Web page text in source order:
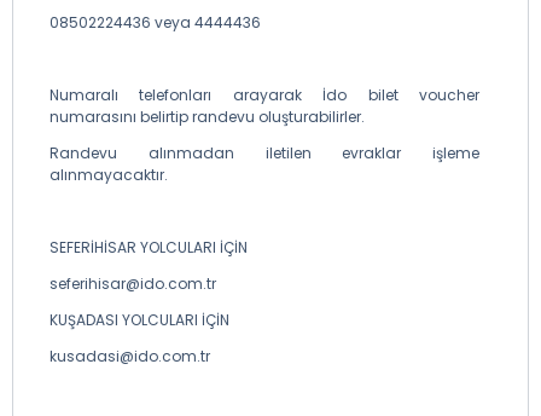
08502224436 veya 4444436
Numaralı telefonları arayarak İdo bilet voucher
numarasını belirtip randevu oluşturabilirler.
Randevu alınmadan iletilen evraklar işleme
alınmayacaktır.
SEFERİHİSAR YOLCULARI İÇİN
seferihisar@ido.com.tr
KUŞADASI YOLCULARI İÇİN
kusadasi@ido.com.tr